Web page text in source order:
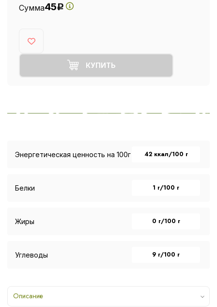
Сумма45Р
КУПИТЬ
Энергетическая ценность на 100г 42 ккал/100 г
Белки 1 г/100 г
Жиры 0 г/100 г
Углеводы 9 г/100 г
Описание